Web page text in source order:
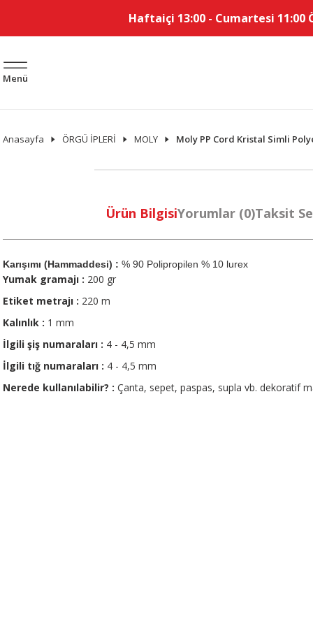
Haftaiçi 13:00 - Cumartesi 11:00
Menü
Anasayfa ÖRGÜ İPLERİ MOLY Moly PP Cord Kristal Simli
Ürün BilgisiYorumlar (0)Taksit
Karışımı (Hammaddesi) : % 90 Polipropilen % 10 lurex
Yumak gramajı : 200 gr
Etiket metrajı : 220 m
Kalınlık : 1 mm
İlgili şiş numaraları : 4 - 4,5 mm
İlgili tığ numaraları : 4 - 4,5 mm
Nerede kullanılabilir? : Çanta, sepet, paspas, supla vb. dekoratif